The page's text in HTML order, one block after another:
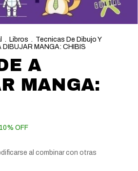
. Libros . Tecnicas De Dibujo Y
DIBUJAR MANGA: CHIBIS
A
MANGA:
10% OFF
al combinar con otras